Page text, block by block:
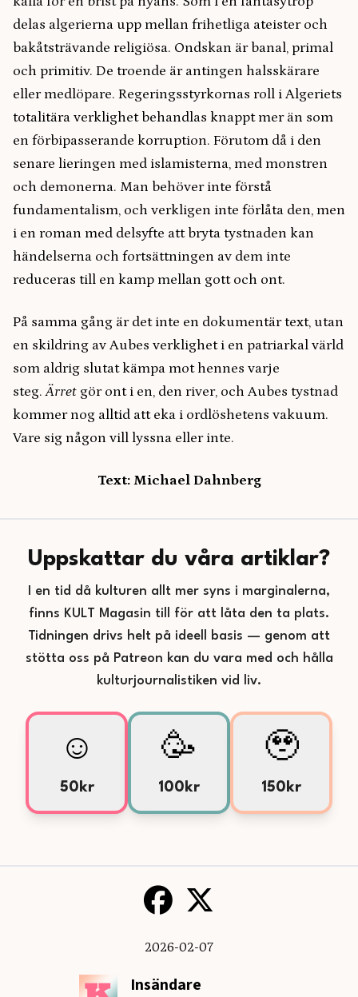
delas algerierna upp mellan frihetliga ateister och
bakåtsträvande religiösa. Ondskan är banal, primal
och primitiv. De troende är antingen halsskärare
eller medlöpare. Regeringsstyrkornas roll i Algeriets
totalitära verklighet behandlas knappt mer än som
en förbipasserande korruption. Förutom då i den
senare lieringen med islamisterna, med monstren
och demonerna. Man behöver inte förstå
fundamentalism, och verkligen inte förlåta den, men
i en roman med delsyfte att bryta tystnaden kan
händelserna och fortsättningen av dem inte
reduceras till en kamp mellan gott och ont.
På samma gång är det inte en dokumentär text, utan
en skildring av Aubes verklighet i en patriarkal värld
som aldrig slutat kämpa mot hennes varje
steg.Ärret gör ont i en, den river, och Aubes tystnad
kommer nog alltid att eka i ordlöshetens vakuum.
Vare sig någon vill lyssna eller inte.
Text: Michael Dahnberg
Uppskattar du våra artiklar?
I en tid då kulturen allt mer syns i marginalerna,
finns KULT Magasin till för att låta den ta plats.
Tidningen drivs helt på ideell basis — genom att
stötta oss på Patreon kan du vara med och hålla
kulturjournalistiken vid liv.
☺️
50kr
🥳
100kr
🥹
150kr
2026-02-07
Insändare